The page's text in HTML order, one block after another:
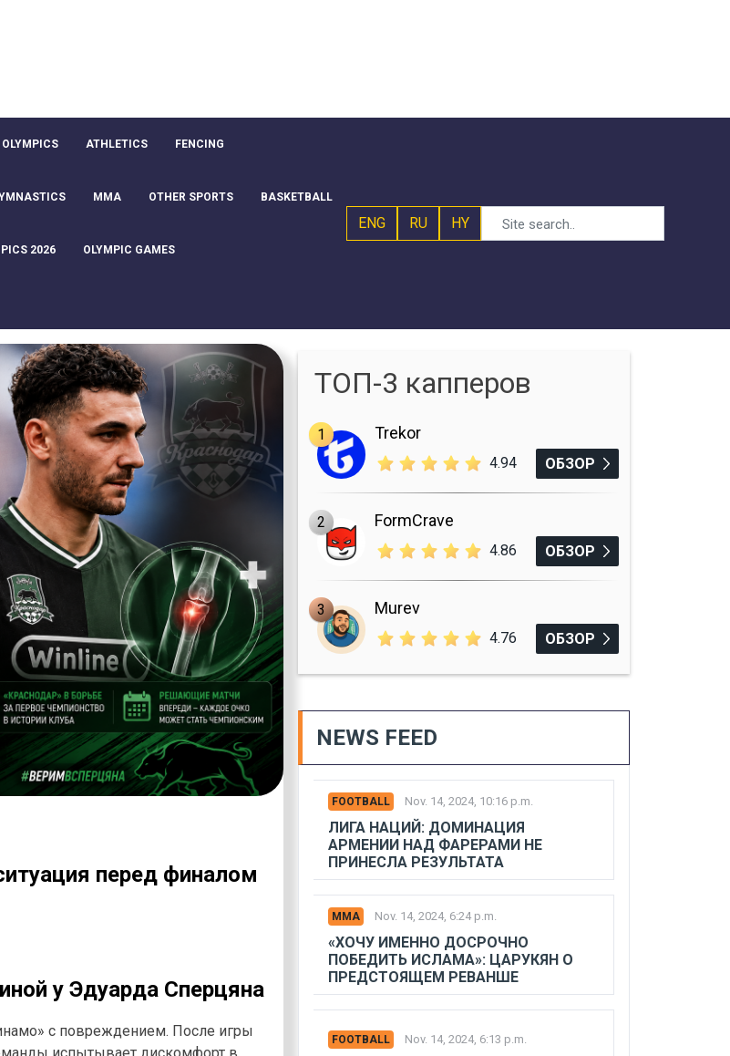
ATHLETICS FENCING
MMA OTHER SPORTS BASKETBALL
2026 OLYMPIC GAMES
ENG RU HY
перед финалом
у Эдуарда Сперцяна
с повреждением. После игры
ТОП-3 капперов
1 Trekor
4.94 ОБЗОР
2 FormCrave
4.86 ОБЗОР
3 Murev
4.76 ОБЗОР
NEWS FEED
FOOTBALL Nov. 14, 2024, 10:16 p.m.
ЛИГА НАЦИЙ: ДОМИНАЦИЯ
АРМЕНИИ НАД ФАРЕРАМИ НЕ
ПРИНЕСЛА РЕЗУЛЬТАТА
MMA Nov. 14, 2024, 6:24 p.m.
«ХОЧУ ИМЕННО ДОСРОЧНО
ПОБЕДИТЬ ИСЛАМА»: ЦАРУКЯН О
ПРЕДСТОЯЩЕМ РЕВАНШЕ
FOOTBALL Nov. 14, 2024, 6:13 p.m.